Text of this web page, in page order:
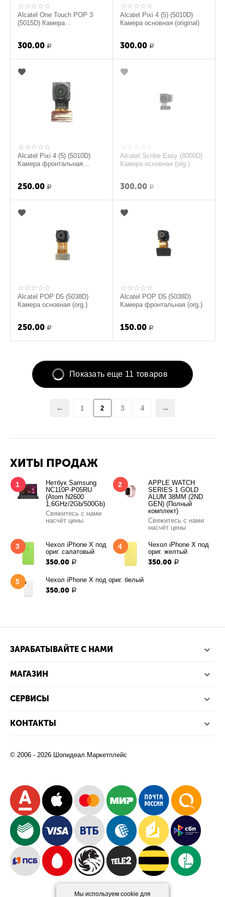
Мы используем cookie для
Alcatel One Touch POP 3
(5015D) Камера
300.00 Р
Alcatel Pixi 4 (5) (5010D)
Камера основная (original)
300.00 Р
Alcatel Pixi 4 (5) (5010D)
Камера фронтальная
250.00 Р
Alcatel Scribe Easy (8000D)
Камера основная (org.)
300.00 Р
Alcatel POP D5 (5038D)
Камера основная (org.)
250.00 Р
Alcatel POP D5 (5038D)
Камера фронтальная (org.)
150.00 Р
Показать еще 11 товаров
1 2 3 4
ХИТЫ ПРОДАЖ
1
Нетбук Samsung
NC110P-P05RU
(Atom N2600
1,6GHz/2Gb/500Gb)
Свяжитесь с нами
насчёт цены
2
APPLE WATCH
SERIES 1 GOLD
ALUM 38MM (2ND
GEN) (Полный
комплект)
Свяжитесь с нами
насчёт цены
3
Чехол iPhone X под
ориг. салатовый
350.00 Р
4
Чехол iPhone X под
ориг. желтый
350.00 Р
5 Чехол iPhone X под ориг. белый
350.00 Р
ЗАРАБАТЫВАЙТЕ С НАМИ
МАГАЗИН
СЕРВИСЫ
КОНТАКТЫ
© 2006 - 2026 Шопидеал.Маркетплейс